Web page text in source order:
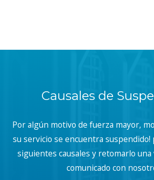
Causales de
Por algún motivo de fuerza mayor,
su servicio se encuentra suspendido!
siguientes causales y retomarlo una
comunicado con